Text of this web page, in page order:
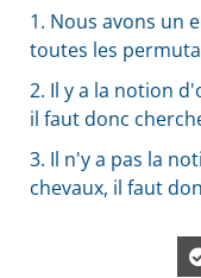
1. Nous avons un
toutes les
2. Il y a la notion
il faut donc
3. Il n'y a pas la
chevaux, il faut